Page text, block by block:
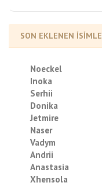
SON EKLENEN
Noeckel
Inoka
Serhii
Donika
Jetmire
Naser
Vadym
Andrii
Anastasia
Xhensola